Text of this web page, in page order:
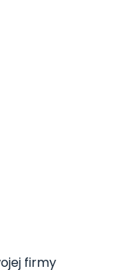
firmy